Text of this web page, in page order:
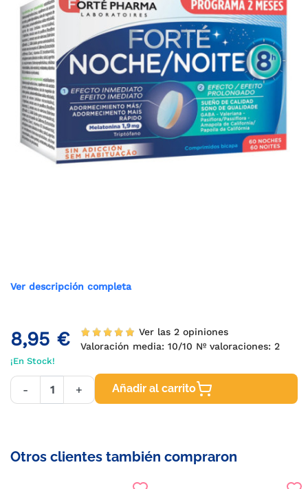
Ver descripción completa
8,95 €
Ver las 2 opiniones
Valoración media: 10/10 Nº valoraciones: 2
¡En Stock!
- + Añadir al carrito
Otros clientes también compraron